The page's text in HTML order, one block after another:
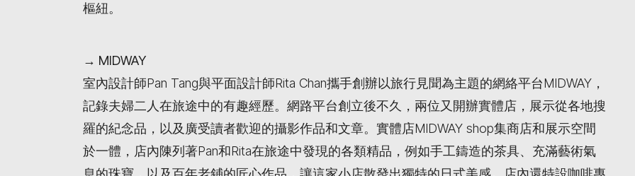
樞紐。
→ MIDWAY
室內設計師Pan Tang與平面設計師Rita Chan攜手創辦以旅行見聞為主題的網絡平台MIDWAY，
記錄夫婦二人在旅途中的有趣經歷。網路平台創立後不久，兩位又開辦實體店，展示從各地搜
羅的紀念品，以及廣受讀者歡迎的攝影作品和文章。實體店MIDWAY shop集商店和展示空間
於一體，店內陳列著Pan和Rita在旅途中發現的各類精品，例如手工鑄造的茶具、充滿藝術氣